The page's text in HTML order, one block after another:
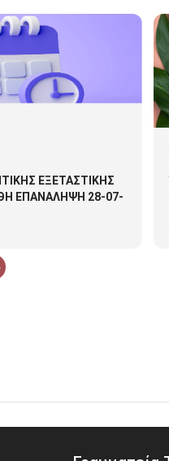
ΕΞΕΤΑΣΤΙΚΗΣ
ΕΠΑΝΑΛΗΨΗ 28-07-